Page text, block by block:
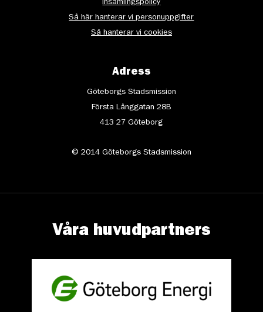
Insamlingspolicy
Så här hanterar vi personuppgifter
Så hanterar vi cookies
Adress
Göteborgs Stadsmission
Första Långgatan 28B
413 27 Göteborg
© 2014 Göteborgs Stadsmission
Våra huvudpartners